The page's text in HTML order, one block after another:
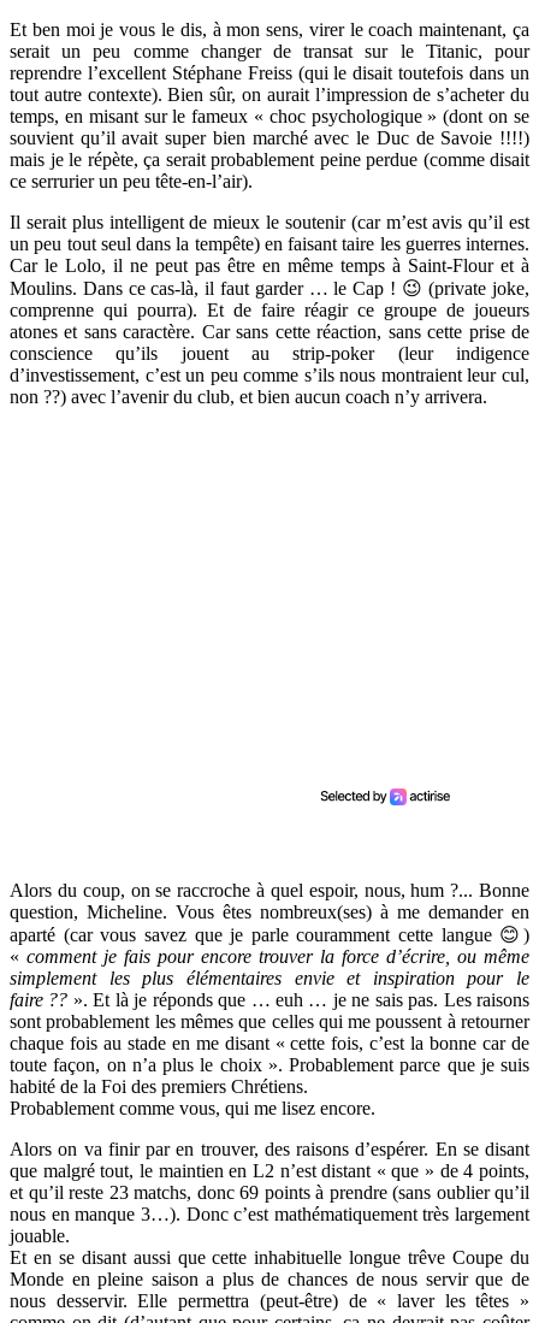
Et ben moi je vous le dis, à mon sens, virer le coach maintenant, ça
serait un peu comme changer de transat sur le Titanic, pour
reprendre l’excellent Stéphane Freiss (qui le disait toutefois dans un
tout autre contexte). Bien sûr, on aurait l’impression de s’acheter du
temps, en misant sur le fameux « choc psychologique » (dont on se
souvient qu’il avait super bien marché avec le Duc de Savoie !!!!)
mais je le répète, ça serait probablement peine perdue (comme disait
ce serrurier un peu tête-en-l’air).
Il serait plus intelligent de mieux le soutenir (car m’est avis qu’il est
un peu tout seul dans la tempête) en faisant taire les guerres internes.
Car le Lolo, il ne peut pas être en même temps à Saint-Flour et à
Moulins. Dans ce cas-là, il faut garder … le Cap ! 😉 (private joke,
comprenne qui pourra). Et de faire réagir ce groupe de joueurs
atones et sans caractère. Car sans cette réaction, sans cette prise de
conscience qu’ils jouent au strip-poker (leur indigence
d’investissement, c’est un peu comme s’ils nous montraient leur cul,
non ??) avec l’avenir du club, et bien aucun coach n’y arrivera.
Alors du coup, on se raccroche à quel espoir, nous, hum ?... Bonne
question, Micheline. Vous êtes nombreux(ses) à me demander en
aparté (car vous savez que je parle couramment cette langue 😊)
« comment je fais pour encore trouver la force d’écrire, ou même
simplement les plus élémentaires envie et inspiration pour le
faire ?? ». Et là je réponds que … euh … je ne sais pas. Les raisons
sont probablement les mêmes que celles qui me poussent à retourner
chaque fois au stade en me disant « cette fois, c’est la bonne car de
toute façon, on n’a plus le choix ». Probablement parce que je suis
habité de la Foi des premiers Chrétiens.
Probablement comme vous, qui me lisez encore.
Alors on va finir par en trouver, des raisons d’espérer. En se disant
que malgré tout, le maintien en L2 n’est distant « que » de 4 points,
et qu’il reste 23 matchs, donc 69 points à prendre (sans oublier qu’il
nous en manque 3…). Donc c’est mathématiquement très largement
jouable.
Et en se disant aussi que cette inhabituelle longue trêve Coupe du
Monde en pleine saison a plus de chances de nous servir que de
nous desservir. Elle permettra (peut-être) de « laver les têtes »